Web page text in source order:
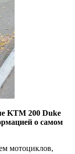
KTM 200 Duke
о самом
мотоциклов,